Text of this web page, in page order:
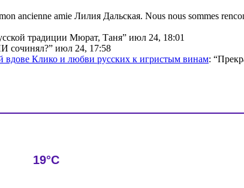
ancienne amie Лилия Дальская. Nous nous sommes
традиции Мюрат, Таня” июл 24, 18:01
сочинял?” июл 24, 17:58
вдове Клико и любви русских к игристым винам: “
19°C